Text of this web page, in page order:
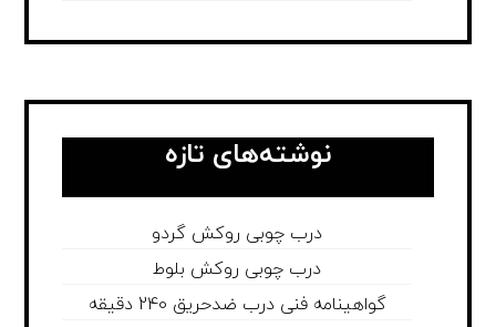
نوشته‌های تازه
درب چوبی روکش گردو
درب چوبی روکش بلوط
گواهینامه فنی درب ضدحریق 240 دقیقه